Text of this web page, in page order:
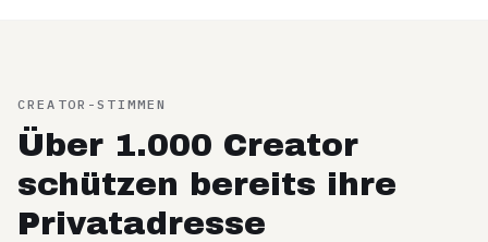
CREATOR-STIMMEN
Über 1.000 Creator
schützen bereits ihre
Privatadresse